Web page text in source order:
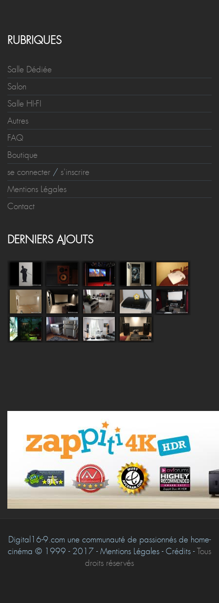
RUBRIQUES
Salle Dédiée
Salon
Salle HI-FI
Autres
FAQ
Boutique
se connecter / s'inscrire
Mentions Légales
Contact
DERNIERS AJOUTS
Digital16-9.com une communauté de passionnés de home-
cinéma © 1999 - 2017 - Mentions Légales - Crédits -Tous
droits réservés